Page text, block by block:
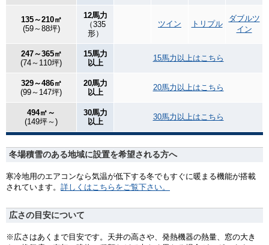
135～210㎡
(59～88坪)
12馬力
（335
形）
ツイン トリプル
ダブルツ
イン
247～365㎡
(74～110坪)
15馬力
以上
15馬力以上はこちら
329～486㎡
(99～147坪)
20馬力
以上
20馬力以上はこちら
494㎡～
(149坪～)
30馬力
以上
30馬力以上はこちら
冬場積雪のある地域に設置を希望される方へ
寒冷地用のエアコンなら気温が低下する冬でもすぐに暖まる機能が搭載
されています。 詳しくはこちらをご覧下さい。
広さの目安について
※広さはあくまで目安です。天井の高さや、発熱機器の熱量、窓の大き